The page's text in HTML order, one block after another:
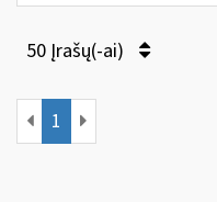
50 Įrašų(-ai)
1